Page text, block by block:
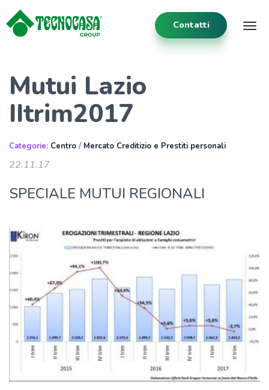
Contatti
Mutui Lazio
IItrim2017
Categorie: Centro / Mercato Creditizio e Prestiti personali
22.11.17
SPECIALE MUTUI REGIONALI